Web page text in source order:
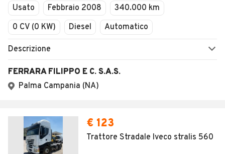
Usato Febbraio 2008
340.000 km
0 CV (0 KW)
Diesel Automatico
Descrizione
FERRARA FILIPPO E C. S.A.S.
Palma Campania (NA)
€ 123
Trattore Stradale Iveco stralis 560